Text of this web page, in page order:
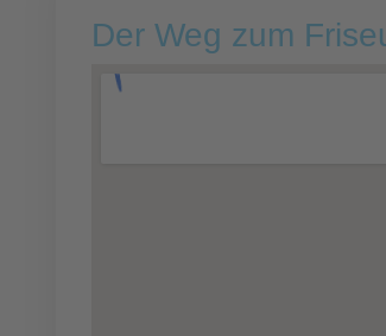
Der Weg zum